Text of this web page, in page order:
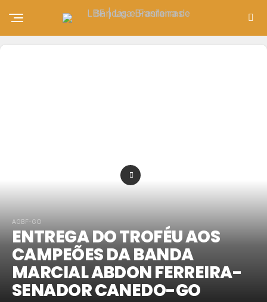
AGBF-GO
ENTREGA DO TROFÉU AOS
CAMPEÕES DA BANDA
MARCIAL ABDON FERREIRA-
SENADOR CANEDO-GO